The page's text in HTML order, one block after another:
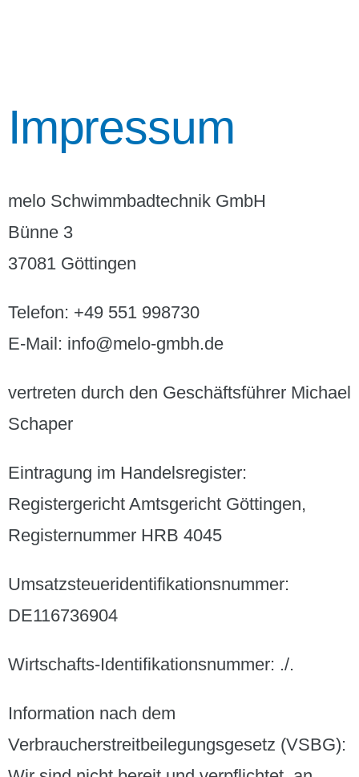
Impressum
melo Schwimmbadtechnik GmbH
Bünne 3
37081 Göttingen
Telefon: +49 551 998730
E-Mail: info@melo-gmbh.de
vertreten durch den Geschäftsführer Michael
Schaper
Eintragung im Handelsregister:
Registergericht Amtsgericht Göttingen,
Registernummer HRB 4045
Umsatzsteueridentifikationsnummer:
DE116736904
Wirtschafts-Identifikationsnummer: ./.
Information nach dem
Verbraucherstreitbeilegungsgesetz (VSBG):